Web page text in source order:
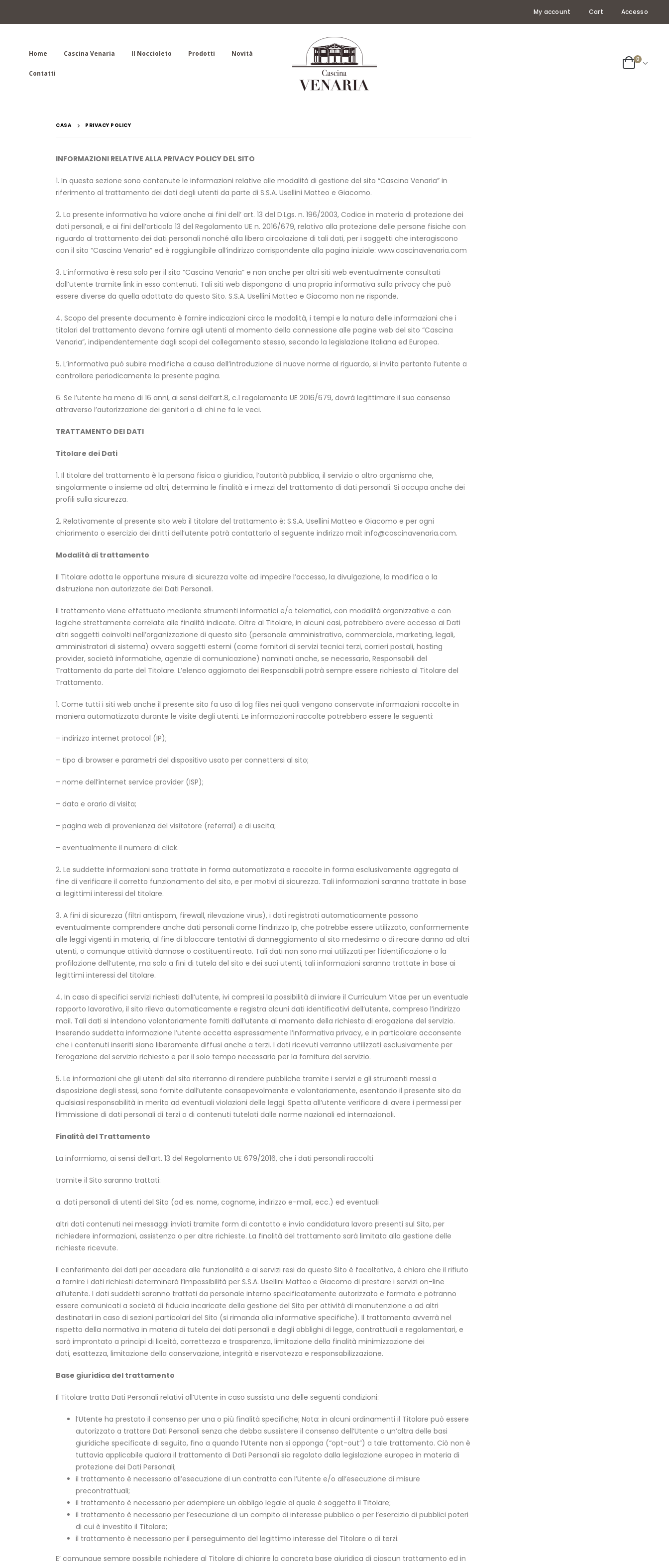
My account Cart Accesso
Home Cascina Venaria Il Noccioleto Prodotti Novità
Contatti
0
CASA PRIVACY POLICY
INFORMAZIONI RELATIVE ALLA PRIVACY POLICY DEL SITO
1. In questa sezione sono contenute le informazioni relative alle modalità di gestione del sito “Cascina Venaria” in
riferimento al trattamento dei dati degli utenti da parte di S.S.A. Usellini Matteo e Giacomo.
2. La presente informativa ha valore anche ai fini dell’ art. 13 del D.Lgs. n. 196/2003, Codice in materia di protezione dei
dati personali, e ai fini dell’articolo 13 del Regolamento UE n. 2016/679, relativo alla protezione delle persone fisiche con
riguardo al trattamento dei dati personali nonché alla libera circolazione di tali dati, per i soggetti che interagiscono
con il sito “Cascina Venaria” ed è raggiungibile all’indirizzo corrispondente alla pagina iniziale: www.cascinavenaria.com
3. L’informativa è resa solo per il sito “Cascina Venaria” e non anche per altri siti web eventualmente consultati
dall’utente tramite link in esso contenuti. Tali siti web dispongono di una propria informativa sulla privacy che può
essere diverse da quella adottata da questo Sito. S.S.A. Usellini Matteo e Giacomo non ne risponde.
4. Scopo del presente documento è fornire indicazioni circa le modalità, i tempi e la natura delle informazioni che i
titolari del trattamento devono fornire agli utenti al momento della connessione alle pagine web del sito “Cascina
Venaria”, indipendentemente dagli scopi del collegamento stesso, secondo la legislazione Italiana ed Europea.
5. L’informativa può subire modifiche a causa dell’introduzione di nuove norme al riguardo, si invita pertanto l’utente a
controllare periodicamente la presente pagina.
6. Se l’utente ha meno di 16 anni, ai sensi dell’art.8, c.1 regolamento UE 2016/679, dovrà legittimare il suo consenso
attraverso l’autorizzazione dei genitori o di chi ne fa le veci.
TRATTAMENTO DEI DATI
Titolare dei Dati
1. Il titolare del trattamento è la persona fisica o giuridica, l’autorità pubblica, il servizio o altro organismo che,
singolarmente o insieme ad altri, determina le finalità e i mezzi del trattamento di dati personali. Si occupa anche dei
profili sulla sicurezza.
2. Relativamente al presente sito web il titolare del trattamento è: S.S.A. Usellini Matteo e Giacomo e per ogni
chiarimento o esercizio dei diritti dell’utente potrà contattarlo al seguente indirizzo mail: info@cascinavenaria.com.
Modalità di trattamento
Il Titolare adotta le opportune misure di sicurezza volte ad impedire l’accesso, la divulgazione, la modifica o la
distruzione non autorizzate dei Dati Personali.
Il trattamento viene effettuato mediante strumenti informatici e/o telematici, con modalità organizzative e con
logiche strettamente correlate alle finalità indicate. Oltre al Titolare, in alcuni casi, potrebbero avere accesso ai Dati
altri soggetti coinvolti nell’organizzazione di questo sito (personale amministrativo, commerciale, marketing, legali,
amministratori di sistema) ovvero soggetti esterni (come fornitori di servizi tecnici terzi, corrieri postali, hosting
provider, società informatiche, agenzie di comunicazione) nominati anche, se necessario, Responsabili del
Trattamento da parte del Titolare. L’elenco aggiornato dei Responsabili potrà sempre essere richiesto al Titolare del
Trattamento.
1. Come tutti i siti web anche il presente sito fa uso di log files nei quali vengono conservate informazioni raccolte in
maniera automatizzata durante le visite degli utenti. Le informazioni raccolte potrebbero essere le seguenti:
– indirizzo internet protocol (IP);
– tipo di browser e parametri del dispositivo usato per connettersi al sito;
– nome dell’internet service provider (ISP);
– data e orario di visita;
– pagina web di provenienza del visitatore (referral) e di uscita;
– eventualmente il numero di click.
2. Le suddette informazioni sono trattate in forma automatizzata e raccolte in forma esclusivamente aggregata al
fine di verificare il corretto funzionamento del sito, e per motivi di sicurezza. Tali informazioni saranno trattate in base
ai legittimi interessi del titolare.
3. A fini di sicurezza (filtri antispam, firewall, rilevazione virus), i dati registrati automaticamente possono
eventualmente comprendere anche dati personali come l’indirizzo Ip, che potrebbe essere utilizzato, conformemente
alle leggi vigenti in materia, al fine di bloccare tentativi di danneggiamento al sito medesimo o di recare danno ad altri
utenti, o comunque attività dannose o costituenti reato. Tali dati non sono mai utilizzati per l’identificazione o la
profilazione dell’utente, ma solo a fini di tutela del sito e dei suoi utenti, tali informazioni saranno trattate in base ai
legittimi interessi del titolare.
4. In caso di specifici servizi richiesti dall’utente, ivi compresi la possibilità di inviare il Curriculum Vitae per un eventuale
rapporto lavorativo, il sito rileva automaticamente e registra alcuni dati identificativi dell’utente, compreso l’indirizzo
mail. Tali dati si intendono volontariamente forniti dall’utente al momento della richiesta di erogazione del servizio.
Inserendo suddetta informazione l’utente accetta espressamente l’informativa privacy, e in particolare acconsente
che i contenuti inseriti siano liberamente diffusi anche a terzi. I dati ricevuti verranno utilizzati esclusivamente per
l’erogazione del servizio richiesto e per il solo tempo necessario per la fornitura del servizio.
5. Le informazioni che gli utenti del sito riterranno di rendere pubbliche tramite i servizi e gli strumenti messi a
disposizione degli stessi, sono fornite dall’utente consapevolmente e volontariamente, esentando il presente sito da
qualsiasi responsabilità in merito ad eventuali violazioni delle leggi. Spetta all’utente verificare di avere i permessi per
l’immissione di dati personali di terzi o di contenuti tutelati dalle norme nazionali ed internazionali.
Finalità del Trattamento
La informiamo, ai sensi dell’art. 13 del Regolamento UE 679/2016, che i dati personali raccolti
tramite il Sito saranno trattati:
a. dati personali di utenti del Sito (ad es. nome, cognome, indirizzo e-mail, ecc.) ed eventuali
altri dati contenuti nei messaggi inviati tramite form di contatto e invio candidatura lavoro presenti sul Sito, per
richiedere informazioni, assistenza o per altre richieste. La finalità del trattamento sarà limitata alla gestione delle
richieste ricevute.
Il conferimento dei dati per accedere alle funzionalità e ai servizi resi da questo Sito è facoltativo, è chiaro che il rifiuto
a fornire i dati richiesti determinerà l’impossibilità per S.S.A. Usellini Matteo e Giacomo di prestare i servizi on-line
all’utente. I dati suddetti saranno trattati da personale interno specificatamente autorizzato e formato e potranno
essere comunicati a società di fiducia incaricate della gestione del Sito per attività di manutenzione o ad altri
destinatari in caso di sezioni particolari del Sito (si rimanda alla informative specifiche). Il trattamento avverrà nel
rispetto della normativa in materia di tutela dei dati personali e degli obblighi di legge, contrattuali e regolamentari, e
sarà improntato a principi di liceità, correttezza e trasparenza, limitazione della finalità minimizzazione dei
dati, esattezza, limitazione della conservazione, integrità e riservatezza e responsabilizzazione.
Base giuridica del trattamento
Il Titolare tratta Dati Personali relativi all’Utente in caso sussista una delle seguenti condizioni:
l’Utente ha prestato il consenso per una o più finalità specifiche; Nota: in alcuni ordinamenti il Titolare può essere
autorizzato a trattare Dati Personali senza che debba sussistere il consenso dell’Utente o un’altra delle basi
giuridiche specificate di seguito, fino a quando l’Utente non si opponga (“opt-out”) a tale trattamento. Ciò non è
tuttavia applicabile qualora il trattamento di Dati Personali sia regolato dalla legislazione europea in materia di
protezione dei Dati Personali;
il trattamento è necessario all’esecuzione di un contratto con l’Utente e/o all’esecuzione di misure
precontrattuali;
il trattamento è necessario per adempiere un obbligo legale al quale è soggetto il Titolare;
il trattamento è necessario per l’esecuzione di un compito di interesse pubblico o per l’esercizio di pubblici poteri
di cui è investito il Titolare;
il trattamento è necessario per il perseguimento del legittimo interesse del Titolare o di terzi.
E’ comunque sempre possibile richiedere al Titolare di chiarire la concreta base giuridica di ciascun trattamento ed in